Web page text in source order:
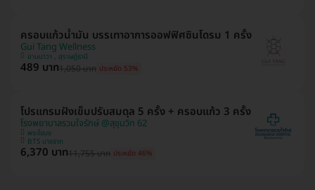
ครอบแก้วน้ำมัน บรรเทาอาการออฟฟิศซินโดรม 1 ครั้ง
Gui Tang Wellness
ยานนาวา , สุราษฎ์ธานี
489 บาท1,050 บาท ประหยัด 53%
โปรแกรมฝังเข็มปรับสมดุล 5 ครั้ง + ครอบแก้ว 3 ครั้ง
โรงพยาบาลรวมใจรักษ์ @สุขุมวิท 62
พระโขนง
BTS บางจาก
6,370 บาท11,755 บาท ประหยัด 46%